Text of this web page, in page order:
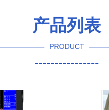
产品列表
PRODUCT
----------------